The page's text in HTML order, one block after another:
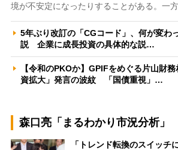
境が不安定になったりすることがある。一
5年ぶり改訂の「CGコード」、何が変わ
説 企業に成長投資の具体的な説…
【令和のPKOか】GPIFをめぐる片山財
資拡大」発言の波紋 「国債重視」…
森口亮「まるわかり市況分析」
「トレンド転換のスイッチ